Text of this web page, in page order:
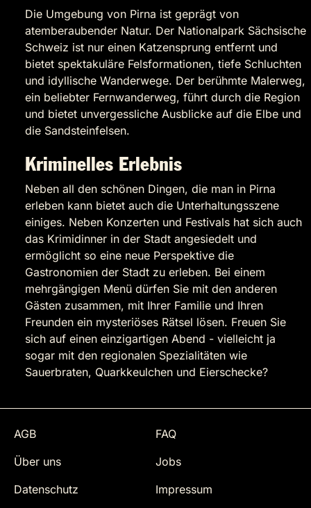
Die Umgebung von Pirna ist geprägt von
atemberaubender Natur. Der Nationalpark Sächsische
Schweiz ist nur einen Katzensprung entfernt und
bietet spektakuläre Felsformationen, tiefe Schluchten
und idyllische Wanderwege. Der berühmte Malerweg,
ein beliebter Fernwanderweg, führt durch die Region
und bietet unvergessliche Ausblicke auf die Elbe und
die Sandsteinfelsen.
Kriminelles Erlebnis
Neben all den schönen Dingen, die man in Pirna
erleben kann bietet auch die Unterhaltungsszene
einiges. Neben Konzerten und Festivals hat sich auch
das Krimidinner in der Stadt angesiedelt und
ermöglicht so eine neue Perspektive die
Gastronomien der Stadt zu erleben. Bei einem
mehrgängigen Menü dürfen Sie mit den anderen
Gästen zusammen, mit Ihrer Familie und Ihren
Freunden ein mysteriöses Rätsel lösen. Freuen Sie
sich auf einen einzigartigen Abend - vielleicht ja
sogar mit den regionalen Spezialitäten wie
Sauerbraten, Quarkkeulchen und Eierschecke?
AGB
FAQ
Über uns
Jobs
Datenschutz
Impressum